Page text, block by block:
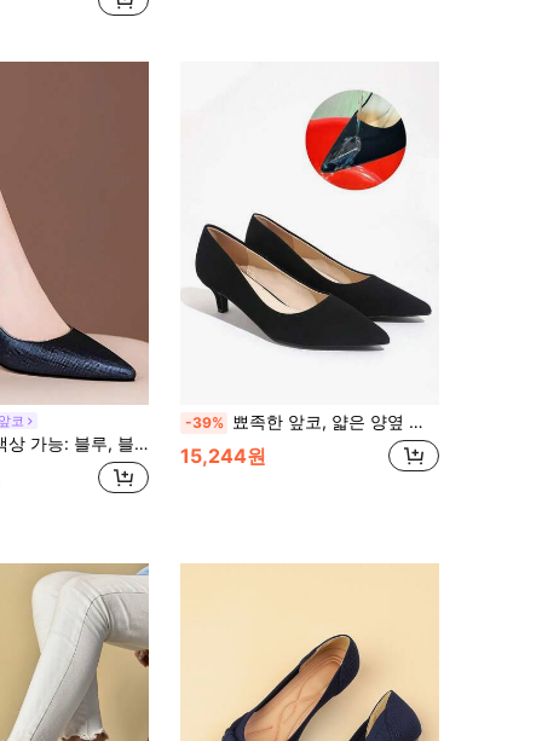
코
살구, 카키, 실버 여성용 하이힐, 굵은 힐 시퀸 패션 펌프스
-39% 뾰족한 앞코, 얇은 양옆 슬림 힐스틸레토 중굽 여성 구두, 단순한 프렌치 스타일 중굽 힐, 통근 및 업무용 착용감 좋은 하이힐, 우아한 사교계 행사용, 야외 활동을 위한 다용도 블랙 하이힐
15,244원